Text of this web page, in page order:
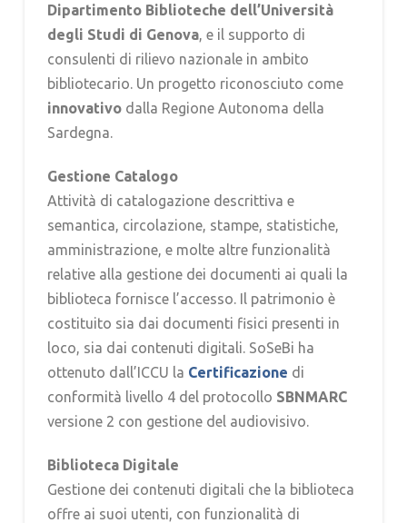
Dipartimento Biblioteche dell’Università
degli Studi di Genova, e il supporto di
consulenti di rilievo nazionale in ambito
bibliotecario. Un progetto riconosciuto come
innovativodalla Regione Autonoma della
Sardegna.
Gestione Catalogo
Attività di catalogazione descrittiva e
semantica, circolazione, stampe, statistiche,
amministrazione, e molte altre funzionalità
relative alla gestione dei documenti ai quali la
biblioteca fornisce l’accesso. Il patrimonio è
costituito sia dai documenti fisici presenti in
loco, sia dai contenuti digitali. SoSeBi ha
ottenuto dall’ICCU la Certificazione di
conformità livello 4 del protocollo SBNMARC
versione 2 con gestione del audiovisivo.
Biblioteca Digitale
Gestione dei contenuti digitali che la biblioteca
offre ai suoi utenti, con funzionalità di